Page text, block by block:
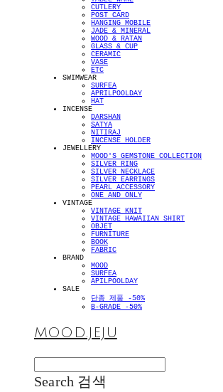
CUTLERY
POST CARD
HANGING MOBILE
JADE & MINERAL
WOOD & RATAN
GLASS & CUP
CERAMIC
VASE
ETC
SWIMWEAR
SURFEA
APRILPOOLDAY
HAT
INCENSE
DARSHAN
SATYA
NITIRAJ
INCENSE HOLDER
JEWELLERY
MOOD'S GEMSTONE COLLECTION
SILVER RING
SILVER NECKLACE
SILVER EARRINGS
PEARL ACCESSORY
ONE AND ONLY
VINTAGE
VINTAGE KNIT
VINTAGE HAWAIIAN SHIRT
OBJET
FURNITURE
BOOK
FABRIC
BRAND
MOOD
SURFEA
APILPOOLDAY
SALE
단종 제품 -50%
B-GRADE -50%
MOOD.JEJU
Search 검색